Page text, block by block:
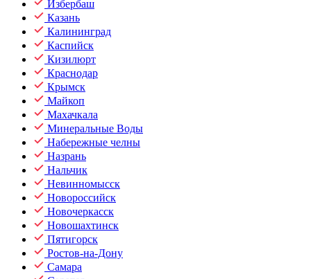
Избербаш
Казань
Калининград
Каспийск
Кизилюрт
Краснодар
Крымск
Майкоп
Махачкала
Минеральные Воды
Набережные челны
Назрань
Нальчик
Невинномысск
Новороссийск
Новочеркасск
Новошахтинск
Пятигорск
Ростов-на-Дону
Самара